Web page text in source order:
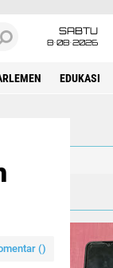
SABTU
8•08•2026
EDUKASI
()